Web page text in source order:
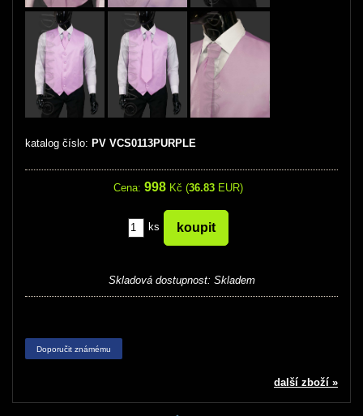
katalog číslo: PV VCS0113PURPLE
Cena: 998 Kč (36.83 EUR)
ks
Skladová dostupnost: Skladem
Doporučit známému
další zboží »